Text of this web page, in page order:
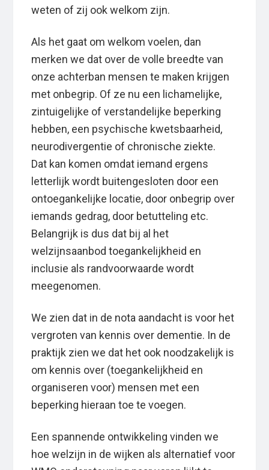
weten of zij ook welkom zijn.
Als het gaat om welkom voelen, dan
merken we dat over de volle breedte van
onze achterban mensen te maken krijgen
met onbegrip. Of ze nu een lichamelijke,
zintuigelijke of verstandelijke beperking
hebben, een psychische kwetsbaarheid,
neurodivergentie of chronische ziekte.
Dat kan komen omdat iemand ergens
letterlijk wordt buitengesloten door een
ontoegankelijke locatie, door onbegrip over
iemands gedrag, door betutteling etc.
Belangrijk is dus dat bij al het
welzijnsaanbod toegankelijkheid en
inclusie als randvoorwaarde wordt
meegenomen.
We zien dat in de nota aandacht is voor het
vergroten van kennis over dementie. In de
praktijk zien we dat het ook noodzakelijk is
om kennis over (toegankelijkheid en
organiseren voor) mensen met een
beperking hieraan toe te voegen.
Een spannende ontwikkeling vinden we
hoe welzijn in de wijken als alternatief voor